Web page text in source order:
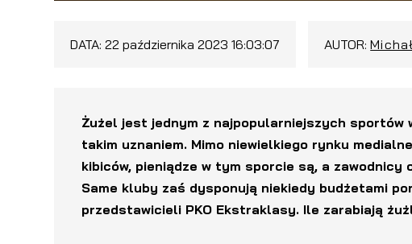
DATA:22 października 2023 16:03:07 AUTOR:Michał
Żużel jest jednym z najpopularniejszych sportów
takim uznaniem. Mimo niewielkiego rynku
kibiców, pieniądze w tym sporcie są, a
Same kluby zaś dysponują niekiedy budżetami
przedstawicieli PKO Ekstraklasy. Ile zarabiają